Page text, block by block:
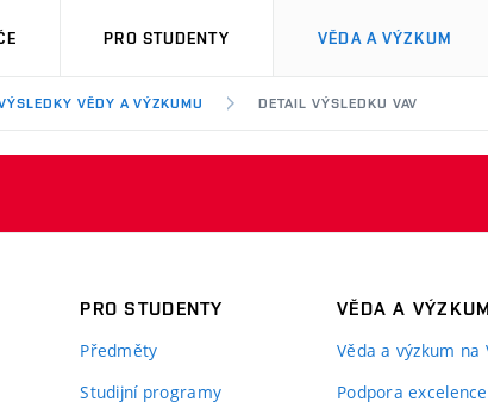
PRO STUDENTY VĚDA A VÝZKUM
VĚDY A VÝZKUMU DETAIL VÝSLEDKU VAV
PRO STUDENTY
Předměty
Studijní programy
VĚDA A VÝZKUM
Věda a výzkum na
Podpora excelence